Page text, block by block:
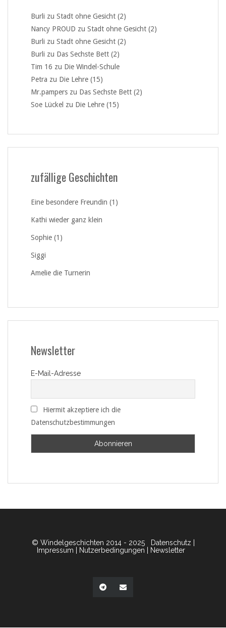
Burli zu Stadt ohne Gesicht (2)
Nancy PROUD zu Stadt ohne Gesicht (2)
Burli zu Stadt ohne Gesicht (2)
Burli zu Das Sechste Bett (2)
Tim 16 zu Die Windel-Schule
Petra zu Die Lehre (15)
Mr.pampers zu Das Sechste Bett (2)
Soe Lückel zu Die Lehre (15)
zufällige Geschichten
Eine besondere Freundin (1)
Kathi wieder ganz klein
Sophie (1)
Siggi
Amelie die Turnerin
Newsletter
E-Mail-Adresse
Hiermit akzeptiere ich die
Datenschutzbestimmungen
© Windelgeschichten 2014 - 2025 Datenschutz
Impressum
Nutzerbedingungen Newsletter